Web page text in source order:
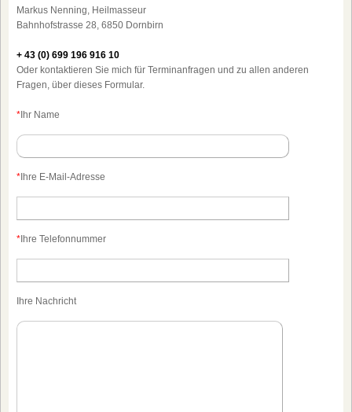
Markus Nenning, Heilmasseur
Bahnhofstrasse 28, 6850 Dornbirn
+ 43 (0) 699 196 916 10
Oder kontaktieren Sie mich für Terminanfragen und zu allen anderen
Fragen, über dieses Formular.
* Ihr Name
* Ihre E-Mail-Adresse
* Ihre Telefonnummer
Ihre Nachricht